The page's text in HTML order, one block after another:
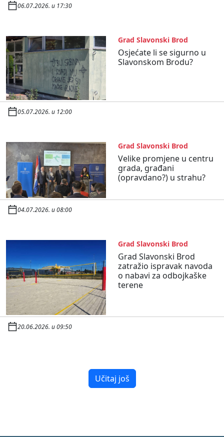
06.07.2026. u 17:30
Grad Slavonski Brod
Osjećate li se sigurno u
Slavonskom Brodu?
05.07.2026. u 12:00
Grad Slavonski Brod
Velike promjene u centru
grada, građani
(opravdano?) u strahu?
04.07.2026. u 08:00
Grad Slavonski Brod
Grad Slavonski Brod
zatražio ispravak navoda
o nabavi za odbojkaške
terene
20.06.2026. u 09:50
Učitaj još